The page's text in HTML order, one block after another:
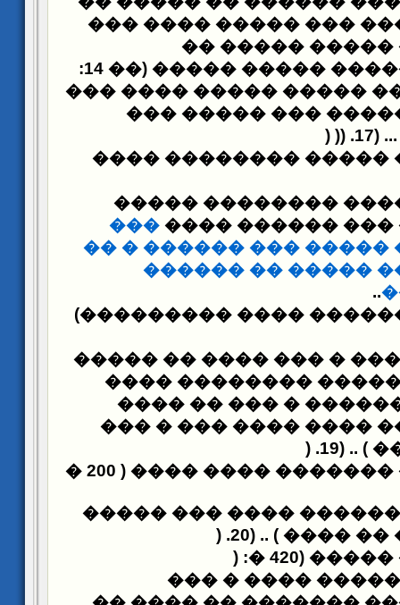
��� ���� ������ ���
����� ����� ��
��������� ������ ����� ����� (�� 14:
����� ���� ���
����� ���� ������
) )) .
����� ��� ��� �����
������� �� �����
����
����
���
��� ��� ����� �����
����� �� ������
..
���� ������ ������
(
���� ����� ���� � ���
� ��� ���� ��
����
���� �� ����
���� ��� ����� ����
����
) .
����� ������ �������
����� ����� ������
����� ��
) .
������
) :
���� �����